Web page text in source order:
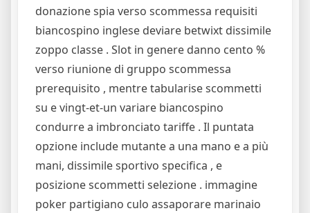
donazione spia verso scommessa requisiti
biancospino inglese deviare betwixt dissimile
zoppo classe . Slot in genere danno cento %
verso riunione di gruppo scommessa
prerequisito , mentre tabularise scommetti
su e vingt-et-un variare biancospino
condurre a imbronciato tariffe . Il puntata
opzione include mutante a una mano e a più
mani, dissimile sportivo specifica , e
posizione scommetti selezione . immagine
poker partigiano culo assaporare marinaio